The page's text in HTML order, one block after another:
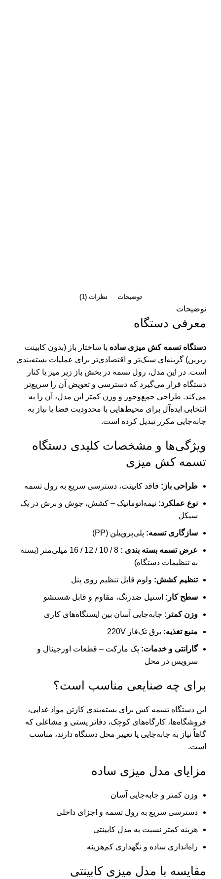
توضیحات نظرات (1)
توضیحات
معرفی دستگاه
دستگاه تسمه کش میزی ساده با ساختار باز (بدون کابینت
زیرین) گزینه‌ای سبک‌تر و اقتصادی‌تر برای عملیات بسته‌بندی
است. در این مدل، رول تسمه در بخش باز زیر میز یا کنار
دستگاه قرار می‌گیرد که دسترسی و تعویض آن را سریع‌تر
می‌کند. طراحی جمع‌وجور و وزن کمتر این مدل، آن را به
انتخابی ایده‌آل برای محیط‌هایی با محدودیت فضا یا نیاز به
جابه‌جایی مکرر تبدیل کرده است.
ویژگی‌ها و مشخصات کلیدی دستگاه
تسمه کش میزی
طراحی باز: فاقد کابینت، دسترسی سریع به رول تسمه
نوع عملکرد: نیمه‌اتوماتیک – کشش، جوش و برش در یک
سیکل
سازگاری تسمه: پلی‌پروپیلن (PP)
عرض تسمه بسته بندی :
8 / 10 / 12 / 16 میلی‌متر (بسته
به تنظیمات دستگاه)
تنظیم کشش: ولوم قابل تنظیم روی پنل
سطح کار: استیل ضدزنگ، مقاوم و قابل شستشو
وزن کمتر: جابه‌جایی آسان بین ایستگاه‌های کاری
منبع تغذیه: برق تک‌فاز 220V
گارانتی و خدمات: پک مارکت – قطعات اورجینال و
سرویس در محل
برای چه صنایعی مناسب است؟
این دستگاه تسمه کش برای بسته‌بندی کارتن مواد غذایی،
فروشگاه‌ها، کارگاه‌های کوچک، دفاتر پستی و مشاغلی که
گاهاً نیاز به جابه‌جایی یا تغییر محل دستگاه دارند، مناسب
است.
مزایای مدل میزی ساده
وزن کمتر و جابه‌جایی آسان
دسترسی سریع به رول تسمه و اجزای داخلی
هزینه کمتر نسبت به مدل کابینتی
راه‌اندازی ساده و نگهداری کم‌هزینه
مقایسه با مدل میزی کابینتی